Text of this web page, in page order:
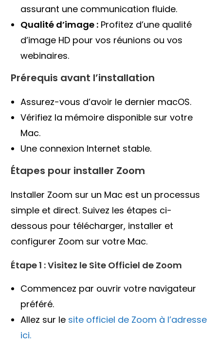
assurant une communication fluide.
Qualité d’image : Profitez d’une qualité
d’image HD pour vos réunions ou vos
webinaires.
Prérequis avant l’installation
Assurez-vous d’avoir le dernier macOS.
Vérifiez la mémoire disponible sur votre
Mac.
Une connexion Internet stable.
Étapes pour installer Zoom
Installer Zoom sur un Mac est un processus
simple et direct. Suivez les étapes ci-
dessous pour télécharger, installer et
configurer Zoom sur votre Mac.
Étape 1 : Visitez le Site Officiel de Zoom
Commencez par ouvrir votre navigateur
préféré.
Allez sur le site officiel de Zoom à l’adresse
ici.